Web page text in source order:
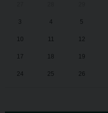
3 4 5
10 11 12
17 18 19
24 25 26